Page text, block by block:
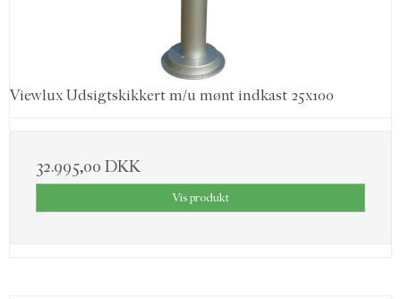
Viewlux Udsigtskikkert m/u mønt indkast 25x100
32.995,00 DKK
Vis produkt